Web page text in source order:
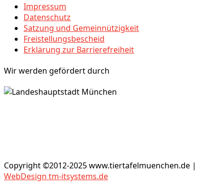
Impressum
Datenschutz
Satzung und Gemeinnützigkeit
Freistellungsbescheid
Erklärung zur Barrierefreiheit
Wir werden gefördert durch
Copyright ©2012-2025 www.tiertafelmuenchen.de |
WebDesign tm-itsystems.de